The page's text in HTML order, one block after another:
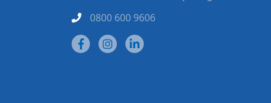
0800 600 9606